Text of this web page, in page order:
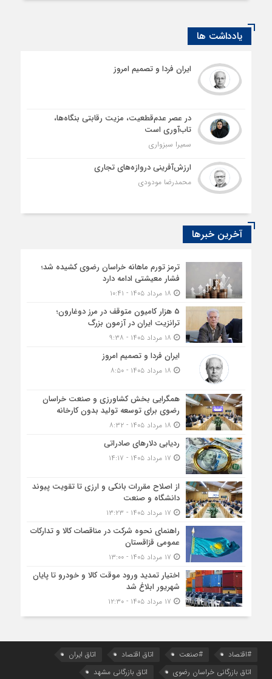
یادداشت ها
ایران فردا و تصمیم امروز
در عصر عدم‌قطعیت، مزیت رقابتی بنگاه‌ها،
تاب‌آوری است
سمیرا سبزواری
ارزش‌آفرینی دروازه‌های تجاری
محمدرضا مودودی
آخرین خبرها
ترمز تورم ماهانه خراسان رضوی کشیده شد؛
فشار معیشتی ادامه دارد
5 هزار کامیون متوقف در مرز دوغارون؛
ترانزیت ایران در آزمون بزرگ
ایران فردا و تصمیم امروز
همگرایی بخش کشاورزی و صنعت خراسان
رضوی برای توسعه تولید بدون کارخانه
ردیابی دلارهای صادراتی
از اصلاح مقررات بانکی و ارزی تا تقویت پیوند
دانشگاه و صنعت
راهنمای نحوه شرکت در مناقصات کالا و تدارکات
عمومی قزاقستان
اختیار تمدید ورود موقت کالا و خودرو تا پایان
شهریور ابلاغ شد
#اقتصاد #صنعت اتاق اقتصاد
اتاق ایران
اتاق بازرگانی خراسان رضوی
اتاق بازرگانی مشهد